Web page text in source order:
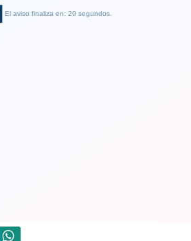
El aviso finaliza en: 19 segundos.